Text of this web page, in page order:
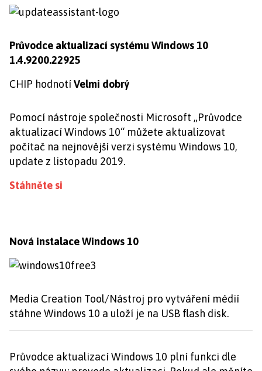
Průvodce aktualizací systému Windows 10
1.4.9200.22925
CHIP hodnotíVelmi dobrý
Pomocí nástroje společnosti Microsoft „Průvodce
aktualizací Windows 10“ můžete aktualizovat
počítač na nejnovější verzi systému Windows 10,
update z listopadu 2019.
Stáhněte si
Nová instalace Windows 10
Media Creation Tool/Nástroj pro vytváření médií
stáhne Windows 10 a uloží je na USB flash disk.
Průvodce aktualizací Windows 10 plní funkci dle